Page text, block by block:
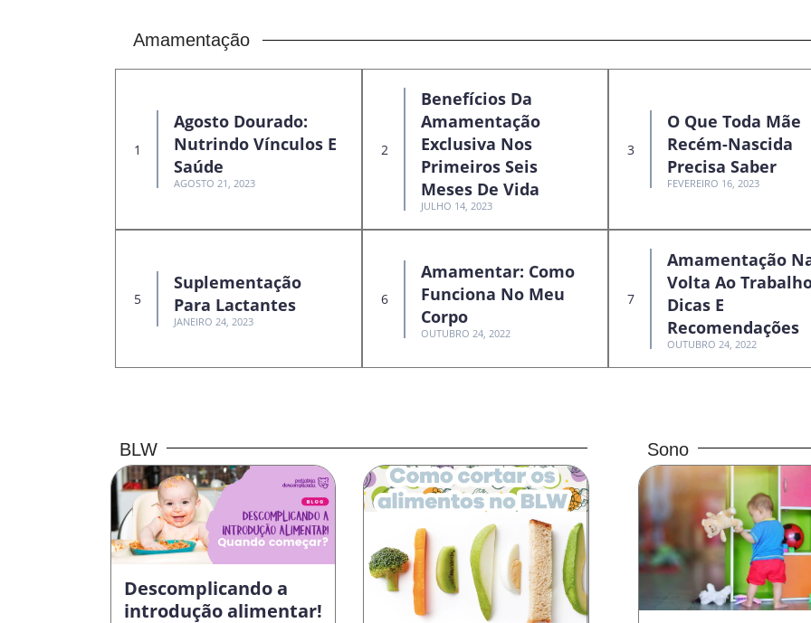
Amamentação
Agosto Dourado:
Nutrindo Vínculos E
Saúde
AGOSTO 21, 2023
Benefícios Da
Amamentação
Exclusiva Nos
Primeiros Seis
Meses De Vida
JULHO 14, 2023
O Que Toda Mãe
Recém-Nascida
Precisa Saber
FEVEREIRO 16, 2023
Suplementação
Para Lactantes
JANEIRO 24, 2023
Amamentar: Como
Funciona No Meu
Corpo
OUTUBRO 24, 2022
Amamentação
Volta Ao
Dicas E
Recomendações
OUTUBRO 24, 2022
BLW
Descomplicando a
introdução alimentar!
Sono